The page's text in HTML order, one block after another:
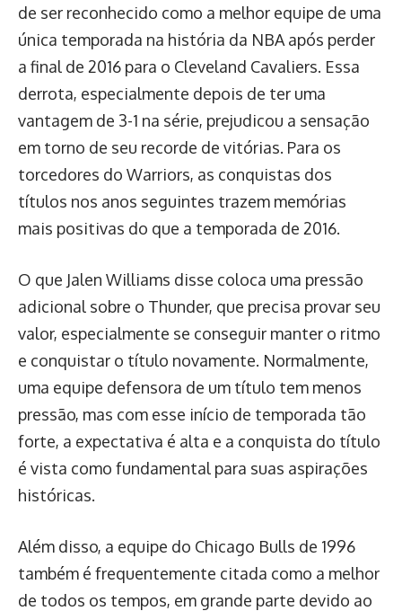
de ser reconhecido como a melhor equipe de uma
única temporada na história da NBA após perder
a final de 2016 para o Cleveland Cavaliers. Essa
derrota, especialmente depois de ter uma
vantagem de 3-1 na série, prejudicou a sensação
em torno de seu recorde de vitórias. Para os
torcedores do Warriors, as conquistas dos
títulos nos anos seguintes trazem memórias
mais positivas do que a temporada de 2016.
O que Jalen Williams disse coloca uma pressão
adicional sobre o Thunder, que precisa provar seu
valor, especialmente se conseguir manter o ritmo
e conquistar o título novamente. Normalmente,
uma equipe defensora de um título tem menos
pressão, mas com esse início de temporada tão
forte, a expectativa é alta e a conquista do título
é vista como fundamental para suas aspirações
históricas.
Além disso, a equipe do Chicago Bulls de 1996
também é frequentemente citada como a melhor
de todos os tempos, em grande parte devido ao